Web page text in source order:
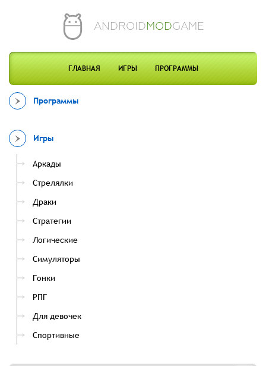
ANDROIDMODGAME
ГЛАВНАЯ ИГРЫ ПРОГРАММЫ
Программы
Игры
Аркады
Стрелялки
Драки
Стратегии
Логические
Симуляторы
Гонки
РПГ
Для девочек
Спортивные